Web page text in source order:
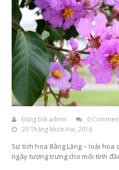
Đăng bởi admin
0
20 Tháng Mười Hai, 2016
Sự tích hoa Bằng Lăng – loài
ngây tượng trưng cho mối tình